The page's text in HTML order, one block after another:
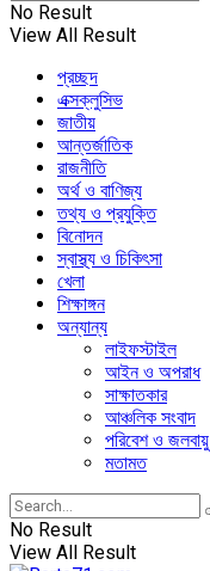
No Result
View All Result
প্রচ্ছদ
এক্সক্লুসিভ
জাতীয়
আন্তর্জাতিক
রাজনীতি
অর্থ ও বাণিজ্য
তথ্য ও প্রযুক্তি
বিনোদন
স্বাস্থ্য ও চিকিৎসা
খেলা
শিক্ষাঙ্গন
অন্যান্য
লাইফস্টাইল
আইন ও অপরাধ
সাক্ষাতকার
আঞ্চলিক সংবাদ
পরিবেশ ও জলবায়ু
মতামত
No Result
View All Result